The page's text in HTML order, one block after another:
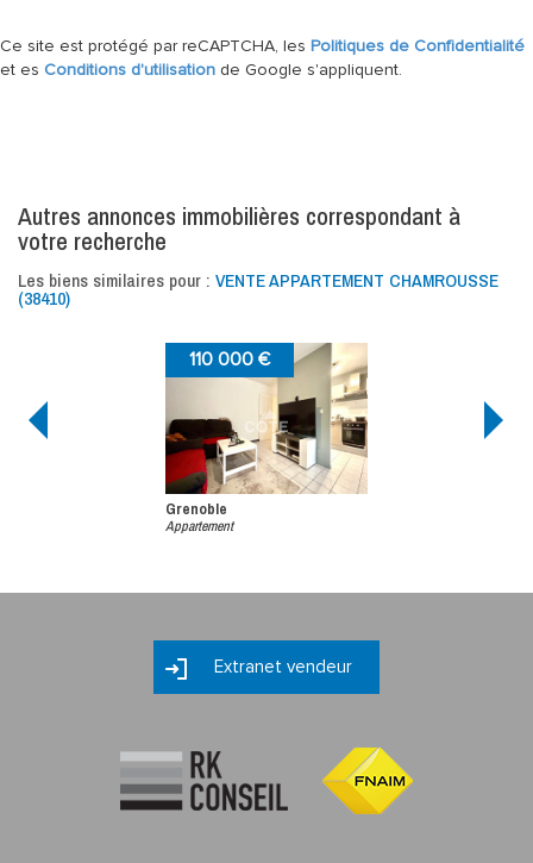
Ce site est protégé par reCAPTCHA, les Politiques de Confidentialité
et es Conditions d'utilisation de Google s'appliquent.
autres annonces immobilières correspondant à
votre recherche
Les biens similaires pour : VENTE APPARTEMENT CHAMROUSSE
(38410)
110 000 €
Grenoble
Appartement
Extranet vendeur